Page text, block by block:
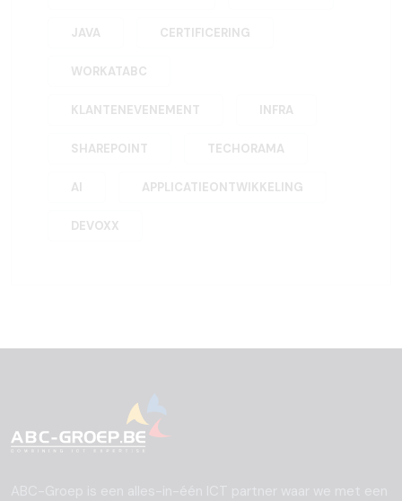
JAVA CERTIFICERING
WORKATABC
KLANTENEVENEMENT INFRA
SHAREPOINT TECHORAMA
AI APPLICATIEONTWIKKELING
DEVOXX